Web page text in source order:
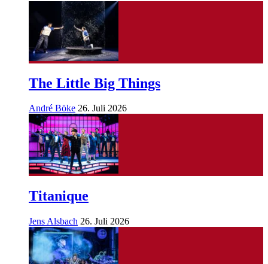
The Little Big Things
André Böke 26. Juli 2026
Titanique
Jens Alsbach 26. Juli 2026